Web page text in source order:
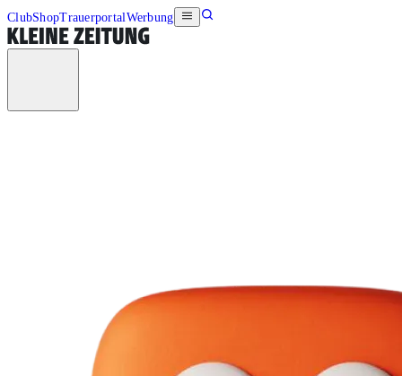
ClubShopTrauerportalWerbung